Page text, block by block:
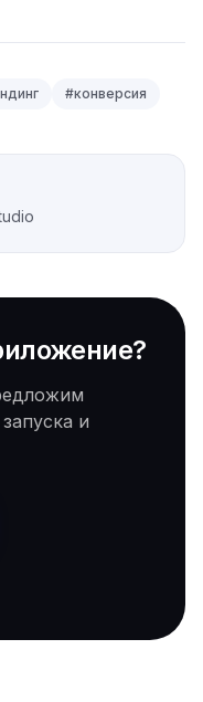
#конверсия
и